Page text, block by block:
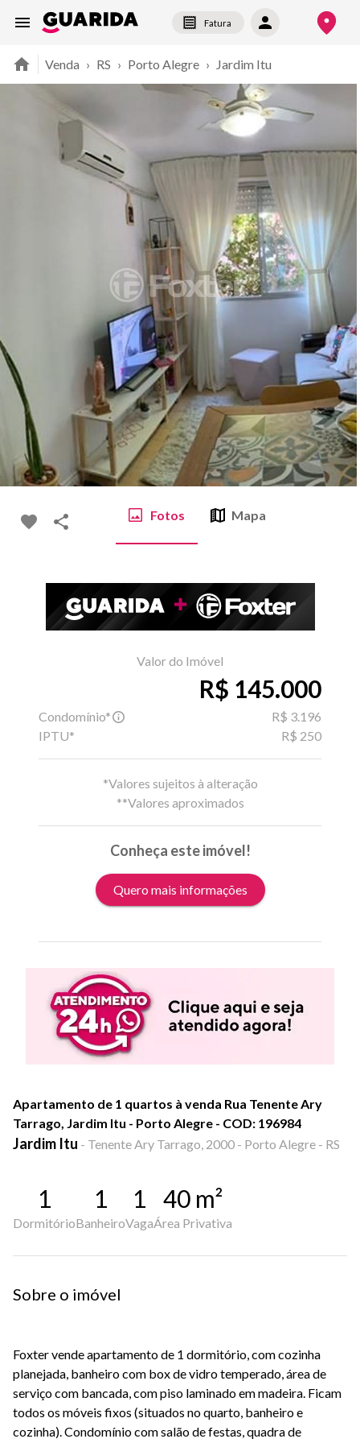
Fatura
Venda › RS › Porto Alegre › Jardim Itu
Fotos Mapa
Valor do Imóvel
R$ 145.000
Condomínio*
R$ 3.196
IPTU*
R$ 250
*Valores sujeitos à alteração
**Valores aproximados
Conheça este imóvel!
Quero mais informações
Apartamento de 1 quartos à venda Rua Tenente Ary
Tarrago, Jardim Itu - Porto Alegre - COD: 196984
Jardim Itu - Tenente Ary Tarrago, 2000 - Porto Alegre - RS
1
Dormitório
1
Banheiro
1
Vaga
40 m²
Área Privativa
Sobre o imóvel
Foxter vende apartamento de 1 dormitório, com cozinha
planejada, banheiro com box de vidro temperado, área de
serviço com bancada, com piso laminado em madeira. Ficam
todos os móveis fixos (situados no quarto, banheiro e
cozinha). Condomínio com salão de festas, quadra de